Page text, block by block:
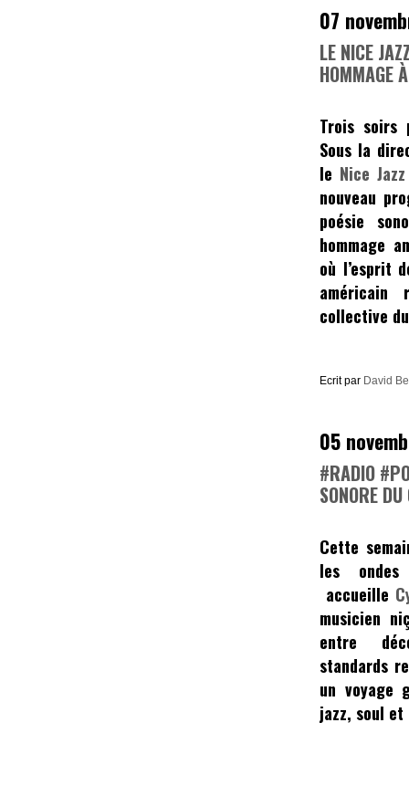
07
LE NICE
HOMMAGE
Trois soirs
Sous la
le Nice
nouveau
poésie
hommage
où l’esprit
américain
collective
Ecrit par David
05
#RADIO
SONORE
Cette
les ondes
accueille
musicien
entre
standards
un voyage
jazz, soul et